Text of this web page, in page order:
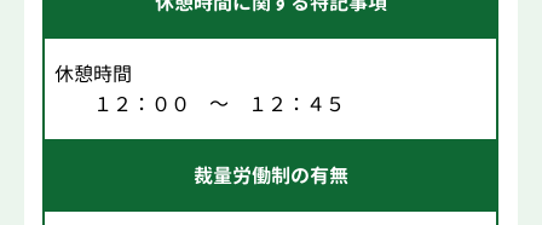
休憩時間
１２：００ ～ １２：４５
裁量労働制の有無